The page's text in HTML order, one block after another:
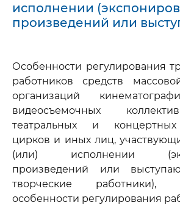
исполнении
произведений или
Особенности регулирования
работников средств
организаций
видеосъемочных
театральных и концертных
цирков и иных лиц,
(или) исполнении
произведений или
творческие работники),
особенности регулирования